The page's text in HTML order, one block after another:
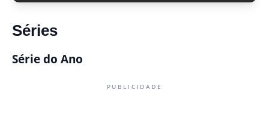
Séries
Série do Ano
PUBLICIDADE